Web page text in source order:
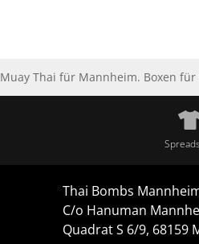
Muay Thai für Mannheim. Boxen
Thai Bombs
C/o Hanuman
Quadrat S 6/9, 68159